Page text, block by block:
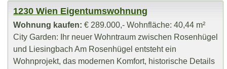
1230 Wien Eigentumswohnung
Wohnung kaufen: € 289.000,- Wohnfläche: 40,44 m²
City Garden: Ihr neuer Wohntraum zwischen Rosenhügel
und Liesingbach Am Rosenhügel entsteht ein
Wohnprojekt, das modernen Komfort, historische Details